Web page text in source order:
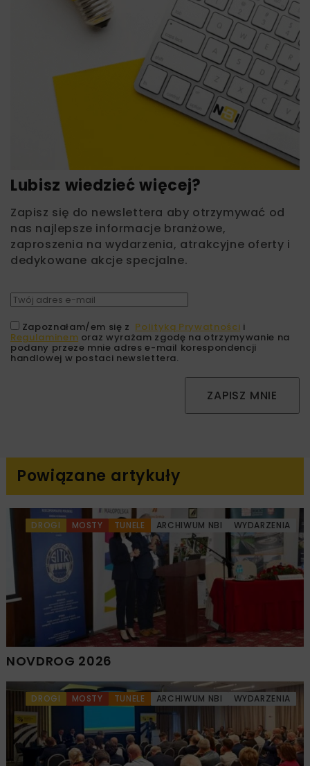
Lubisz wiedzieć więcej?
Zapisz się do newslettera aby otrzymywać od
nas najlepsze informacje branżowe,
zaproszenia na wydarzenia, atrakcyjne oferty i
dedykowane akcje specjalne.
Zapoznałam/em się z Polityką Prywatności i
Regulaminem oraz wyrażam zgodę na otrzymywanie na
podany przeze mnie adres e-mail korespondencji
handlowej w postaci newslettera.
ZAPISZ MNIE
Powiązane artykuły
DROGI MOSTY TUNELE ARCHIWUM NBI WYDARZENIA
NOVDROG 2026
DROGI MOSTY TUNELE ARCHIWUM NBI WYDARZENIA